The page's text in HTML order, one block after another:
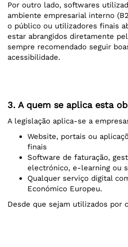
Por outro lado, softwares
ambiente empresarial interno
o público ou utilizadores finais
estar abrangidos diretamente
sempre recomendado seguir
acessibilidade.
3. A quem se aplica esta
A legislação aplica-se a
Website, portais ou
finais
Software de faturação,
electrónico, e-learning ou
Qualquer serviço digital
Económico Europeu.
Desde que sejam utilizados por